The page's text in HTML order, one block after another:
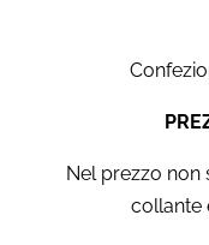
Nel prezzo
collante